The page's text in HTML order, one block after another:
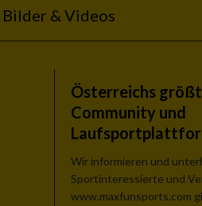
Bilder & Videos
Österreichs
Community und
Wir informieren und
Sportinteressierte und
www.maxfunsports.com